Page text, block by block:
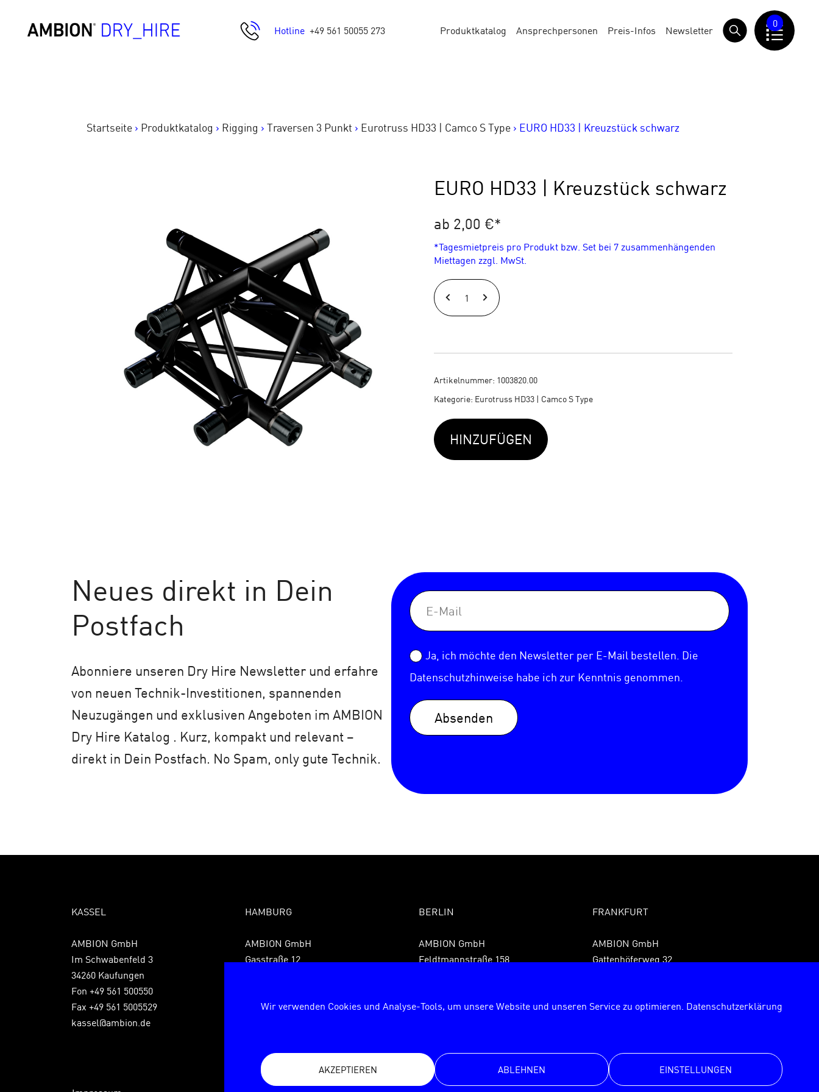
Wir verwenden Cookies und Analyse-Tools, um unsere Website und unseren Service zu optimieren. Datenschutzerklärung
AKZEPTIEREN ABLEHNEN EINSTELLUNGEN
Hotline+49 561 50055 273 Produktkatalog Ansprechpersonen Preis-Infos Newsletter
0
Startseite > Produktkatalog > Rigging > Traversen 3 Punkt > Eurotruss HD33 | Camco S Type > EURO HD33 | Kreuzstück schwarz
EURO HD33 | Kreuzstück schwarz
ab 2,00 €*
*Tagesmietpreis pro Produkt bzw. Set bei 7 zusammenhängenden
Miettagen zzgl. MwSt.
EURO
HD33
Kreuzstück
schwarz
Menge
Artikelnummer: 1003820.00
Kategorie: Eurotruss HD33 | Camco S Type
HINZUFÜGEN
Neues direkt in Dein
Postfach
Abonniere unseren Dry Hire Newsletter und erfahre
von neuen Technik-Investitionen, spannenden
Neuzugängen und exklusiven Angeboten im AMBION
Dry Hire Katalog . Kurz, kompakt und relevant –
direkt in Dein Postfach. No Spam, only gute Technik.
Ja, ich möchte den Newsletter per E-Mail bestellen. Die
Datenschutzhinweise habe ich zur Kenntnis genommen.
Absenden
KASSEL
AMBION GmbH
Im Schwabenfeld 3
34260 Kaufungen
Fon +49 561 500550
Fax +49 561 5005529
kassel@ambion.de
HAMBURG
AMBION GmbH
Gasstraße 12
Fax +49 40 8550758599
BERLIN
AMBION GmbH
Feldtmannstraße 158
Fax +49 30 726278429
FRANKFURT
AMBION GmbH
Gattenhöferweg 32
Fax +49 6171 9891529
© AMBION GmbH 2026